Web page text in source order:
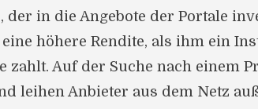
der in die Angebote der Portale
eine höhere Rendite, als ihm ein
zahlt. Auf der Suche nach einem
leihen Anbieter aus dem Netz